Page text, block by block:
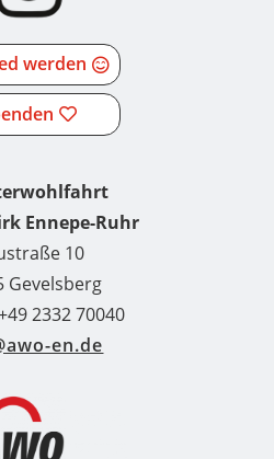
werden
Ennepe-Ruhr
10
Gevelsberg
2332 70040
en.de